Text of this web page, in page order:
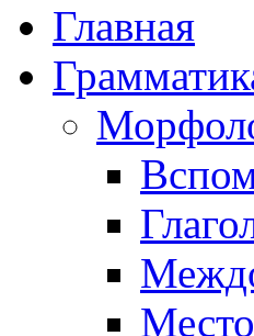
Главная